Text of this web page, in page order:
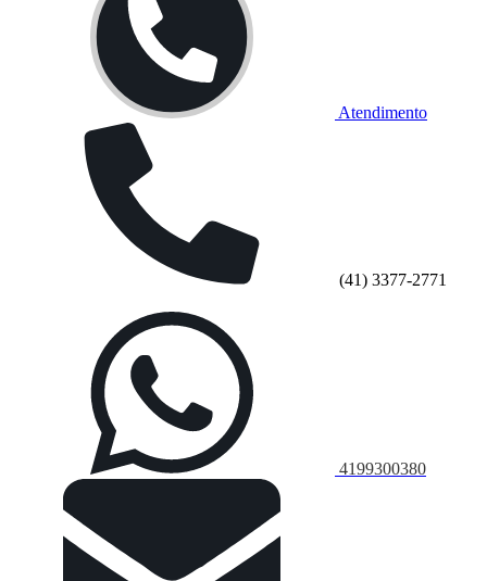
Atendimento
(41) 3377-2771
4199300380